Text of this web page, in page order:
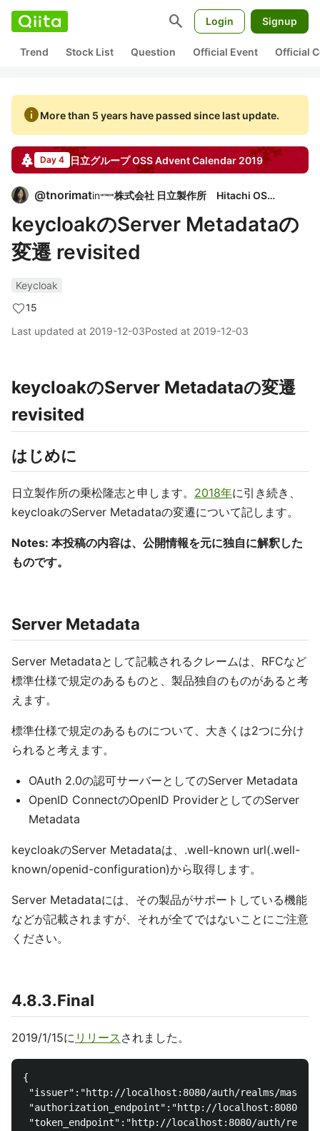
search Login Signup
Trend Stock List Question Official Event Official
infoMore than 5 years have passed since last update.
Day 4 日立グループ OSSAdvent Calendar 2019
@tnorimatin 株式会社 日立製作所 Hitachi OSPO
keycloakのServer Metadataの
変遷 revisited
Keycloak
15
Last updated at 2019-12-03Posted at 2019-12-03
keycloakのServer Metadataの変遷
revisited
はじめに
日立製作所の乗松隆志と申します。 2018年に引き続き、
keycloakのServer Metadataの変遷について記します。
Notes: 本投稿の内容は、公開情報を元に独自に解釈した
ものです。
Server Metadata
Server Metadataとして記載されるクレームは、RFCなど
標準仕様で規定のあるものと、製品独自のものがあると考
えます。
標準仕様で規定のあるものについて、大きくは2つに分け
られると考えます。
OAuth 2.0の認可サーバーとしてのServer Metadata
OpenID ConnectのOpenID ProviderとしてのServer
Metadata
keycloakのServer Metadataは、.well-known url(.well-
known/openid-configuration)から取得します。
Server Metadataには、その製品がサポートしている機能
などが記載されますが、それが全てではないことにご注意
ください。
4.8.3.Final
2019/1/15に リリース されました。
{
"issuer":"http://localhost:8080/auth/realms/
"authorization_endpoint":"http://localhost:8080/
"token_endpoint":"http://localhost:8080/auth/